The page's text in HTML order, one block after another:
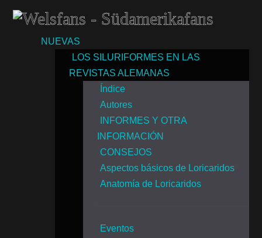
NUEVAS
LOS SILURIFORMES EN LAS
REVISTAS ALEMANAS
Índice
Autores
INFORMES Y OTRA
INFORMACIÓN
CONSEJOS
Aspectos básicos de Loricaridos
Anatomía de Loricaridos
Eventos